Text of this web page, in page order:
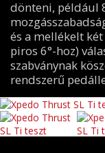
dönteni, például
és a mellékelt
piros 6°-hoz)
szabványnak
rendszerű